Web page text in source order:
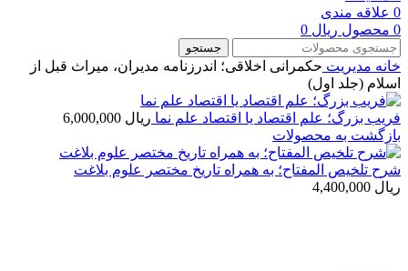
0 علاقه مندی
0 محصول ریال
جستجو
خانه مديريت حکمرانی اخلاقی؛ اندرزنامه مدیران، میراث قبل از
اسلام (جلد اول)
فریب بزرگ؛ علم اقتصاد یا اقتصاد علم نما ریال
بازگشت به محصولات
شرح تلخیص المفتاح؛ به همراه تاریخ مختصر علوم بلاغت
ریال